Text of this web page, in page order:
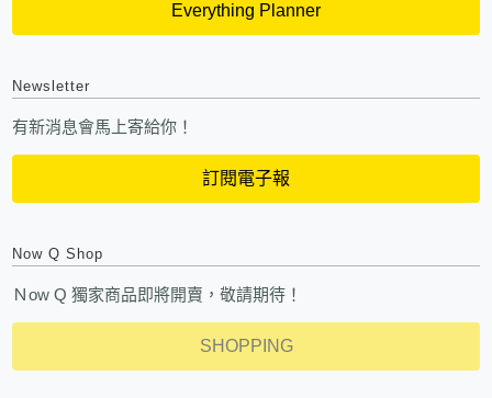
Everything Planner
Newsletter
有新消息會馬上寄給你！
訂閱電子報
Now Q Shop
Ｎow Q 獨家商品即將開賣，敬請期待！
SHOPPING